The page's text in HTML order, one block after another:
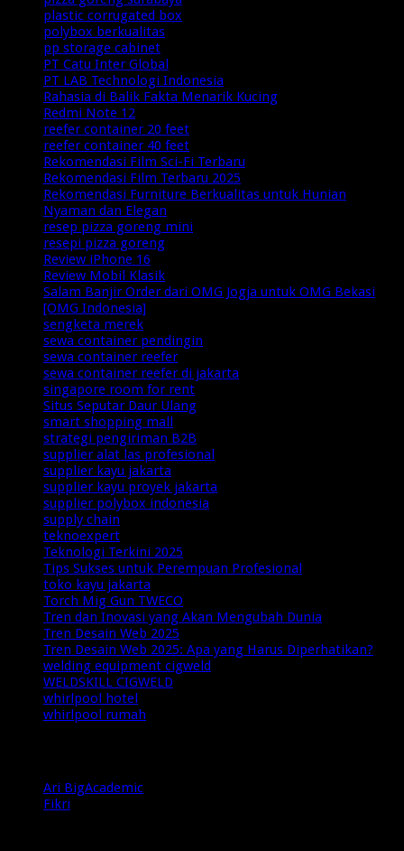
plastic corrugated box
polybox berkualitas
⁠pp storage cabinet
PT Catu Inter Global
PT LAB Technologi Indonesia
Rahasia di Balik Fakta Menarik Kucing
Redmi Note 12
reefer container 20 feet
reefer container 40 feet
Rekomendasi Film Sci-Fi Terbaru
Rekomendasi Film Terbaru 2025
Rekomendasi Furniture Berkualitas untuk Hunian
Nyaman dan Elegan
resep pizza goreng mini
resepi pizza goreng
Review iPhone 16
Review Mobil Klasik
Salam Banjir Order dari OMG Jogja untuk OMG Bekasi
[OMG Indonesia]
sengketa merek
sewa container pendingin
sewa container reefer
sewa container reefer di jakarta
singapore room for rent
Situs Seputar Daur Ulang
smart shopping mall
strategi pengiriman B2B
supplier alat las profesional
supplier kayu jakarta
supplier kayu proyek jakarta
supplier polybox indonesia
supply chain
teknoexpert
Teknologi Terkini 2025
Tips Sukses untuk Perempuan Profesional
toko kayu jakarta
Torch Mig Gun TWECO
Tren dan Inovasi yang Akan Mengubah Dunia
Tren Desain Web 2025
Tren Desain Web 2025: Apa yang Harus Diperhatikan?
welding equipment cigweld
WELDSKILL CIGWELD
whirlpool hotel
whirlpool rumah
Ari BigAcademic
Fikri